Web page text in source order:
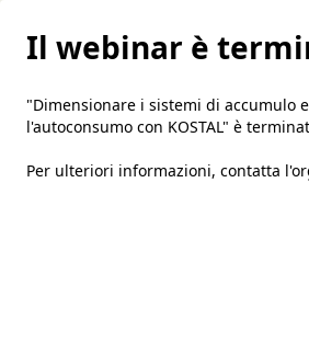
Il webinar è
"Dimensionare i sistemi di accumulo
l'autoconsumo con KOSTAL" è
Per ulteriori informazioni, contatta